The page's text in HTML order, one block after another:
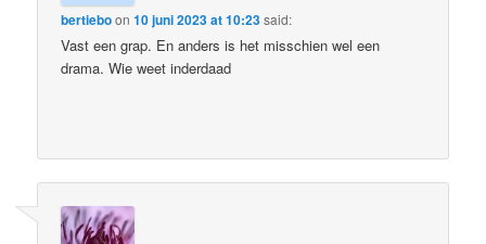
bertieboon10 juni 2023 at 10:23said:
Vast een grap. En anders is het misschien wel een
drama. Wie weet inderdaad